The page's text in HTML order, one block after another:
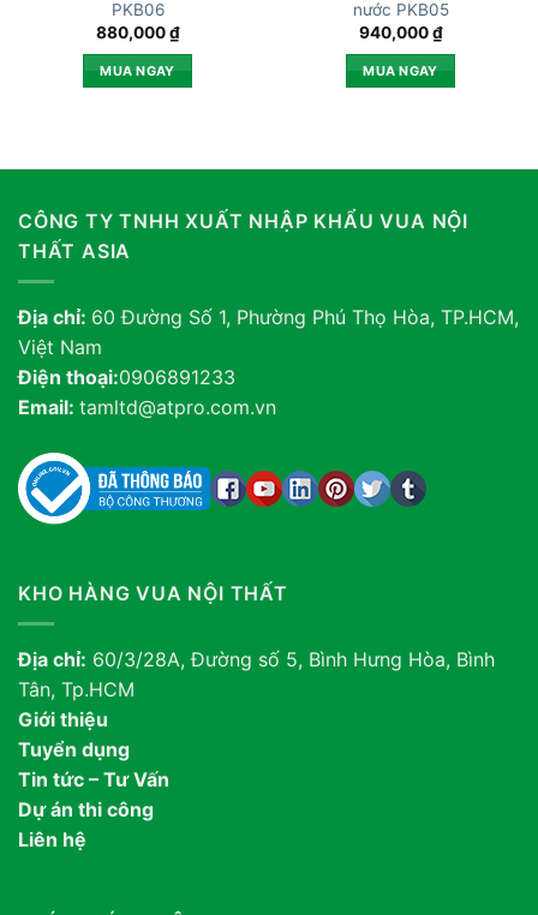
PKB06
880,000₫
MUA NGAY
nước PKB05
940,000₫
MUA NGAY
CÔNG TY TNHH XUẤT NHẬP KHẨU VUA NỘI
THẤT ASIA
Địa chỉ: 60 Đường Số 1, Phường Phú Thọ Hòa, TP.HCM,
Việt Nam
Điện thoại:0906891233
Email: tamltd@atpro.com.vn
KHO HÀNG VUA NỘI THẤT
Địa chỉ: 60/3/28A, Đường số 5, Bình Hưng Hòa, Bình
Tân, Tp.HCM
Giới thiệu
Tuyển dụng
Tin tức – Tư Vấn
Dự án thi công
Liên hệ